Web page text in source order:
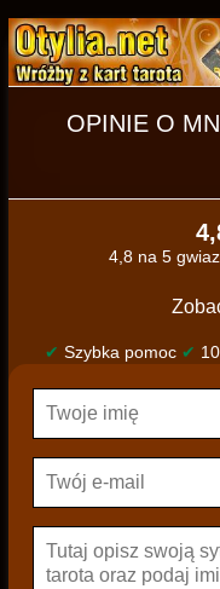
OPINIE O
4,8 na 5
✔ Szybka pomoc ✔